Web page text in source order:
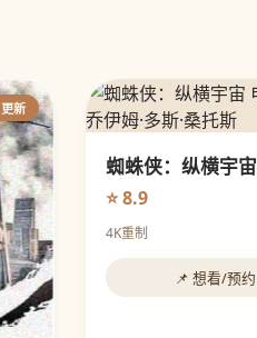
更新
蜘蛛侠：纵横宇宙
⭐ 8.9
4K重制
📌 想看/预约